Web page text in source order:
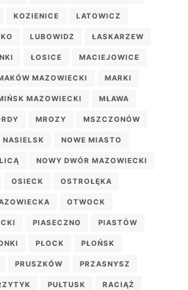
KOZIENICE LATOWICZ
LUBOWIDZ ŁASKARZEW
ŁOSICE MACIEJOWICE
MAZOWIECKI MARKI
MAZOWIECKI MŁAWA
MROZY MSZCZONÓW
NASIELSK NOWE MIASTO
NOWY DWÓR MAZOWIECKI
OSIECK OSTROŁĘKA
OTWOCK
PIASECZNO PIASTÓW
PŁOCK PŁOŃSK
PRUSZKÓW PRZASNYSZ
PUŁTUSK RACIĄŻ